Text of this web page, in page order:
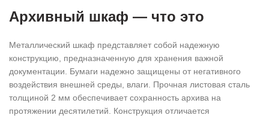
Архивный шкаф — что это
Металлический шкаф представляет собой надежную
конструкцию, предназначенную для хранения важной
документации. Бумаги надежно защищены от негативного
воздействия внешней среды, влаги. Прочная листовая сталь
толщиной 2 мм обеспечивает сохранность архива на
протяжении десятилетий. Конструкция отличается